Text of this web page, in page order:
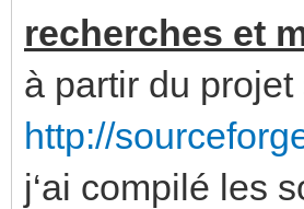
recherches et
à partir du projet
http://
j‘ai compilé les